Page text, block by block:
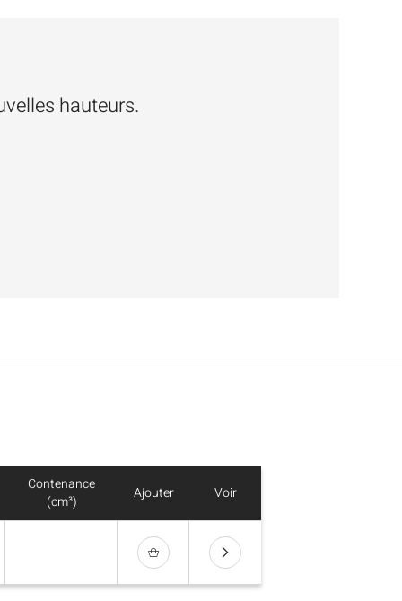
hauteurs.
Contenance
(cm³)
Ajouter Voir